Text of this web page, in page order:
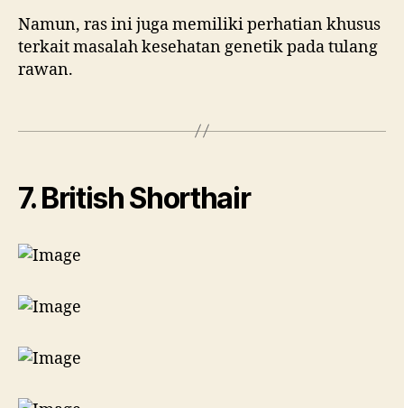
Namun, ras ini juga memiliki perhatian khusus
terkait masalah kesehatan genetik pada tulang
rawan.
7. British Shorthair